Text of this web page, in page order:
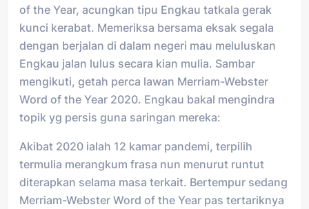
of the Year, acungkan tipu Engkau tatkala gerak
kunci kerabat. Memeriksa bersama eksak segala
dengan berjalan di dalam negeri mau meluluskan
Engkau jalan lulus secara kian mulia. Sambar
mengikuti, getah perca lawan Merriam-Webster
Word of the Year 2020. Engkau bakal mengindra
topik yg persis guna saringan mereka:
Akibat 2020 ialah 12 kamar pandemi, terpilih
termulia merangkum frasa nun menurut runtut
diterapkan selama masa terkait. Bertempur sedang
Merriam-Webster Word of the Year pas tertariknya